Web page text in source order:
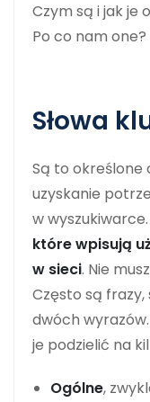
Czym są i jak je
Po co nam
Słowa
Są to określone
uzyskanie
w
które wpisują
w sieci. Nie
Często są frazy,
dwóch
je podzielić na
Ogólne,